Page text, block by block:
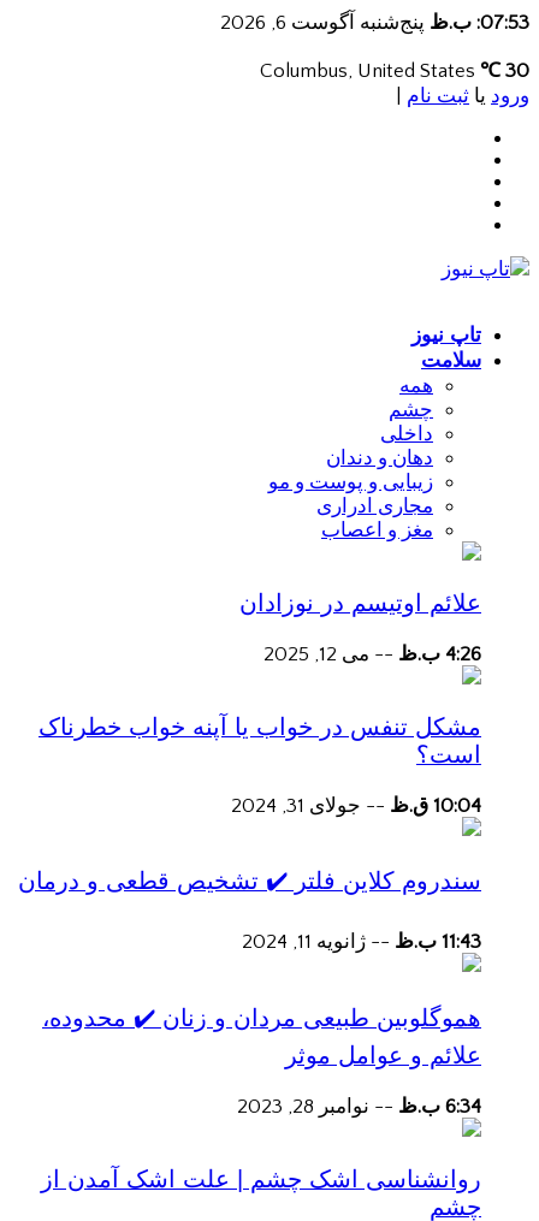
07:53: ب.ظ پنج‌شنبه آگوست 6, 2026
30 ℃
ورود یا ثبت نام
تاپ نیوز
سلامت
همه
چشم
داخلی
دهان و دندان
زیبایی و پوست و مو
مجاری ادراری
مغز و اعصاب
علائم اوتیسم در نوزادان
4:26 ب.ظ -- می 12, 2025
مشکل تنفس در خواب یا آپنه خواب خطرناک
است؟
10:04 ق.ظ -- جولای 31, 2024
سندروم کلاین فلتر ✔️ تشخیص قطعی و درمان
11:43 ب.ظ -- ژانویه 11, 2024
هموگلوبین طبیعی مردان و زنان ✔️ محدوده،
علائم و عوامل موثر
6:34 ب.ظ -- نوامبر 28, 2023
روانشناسی اشک چشم | علت اشک آمدن از
چشم